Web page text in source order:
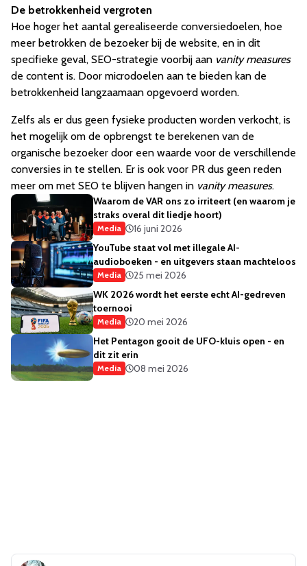
De betrokkenheid vergroten
Hoe hoger het aantal gerealiseerde conversiedoelen, hoe
meer betrokken de bezoeker bij de website, en in dit
specifieke geval, SEO-strategie voorbij aan vanity measures
de content is. Door microdoelen aan te bieden kan de
betrokkenheid langzaamaan opgevoerd worden.
Zelfs als er dus geen fysieke producten worden verkocht, is
het mogelijk om de opbrengst te berekenen van de
organische bezoeker door een waarde voor de verschillende
conversies in te stellen. Er is ook voor PR dus geen reden
meer om met SEO te blijven hangen in vanity measures.
Waarom de VAR ons zo irriteert (en waarom je
straks overal dit liedje hoort)
Media
16 juni 2026
YouTube staat vol met illegale AI-
audioboeken - en uitgevers staan machteloos
Media
25 mei 2026
WK 2026 wordt het eerste echt AI-gedreven
toernooi
Media
20 mei 2026
Het Pentagon gooit de UFO-kluis open - en
dit zit erin
Media 08 mei 2026